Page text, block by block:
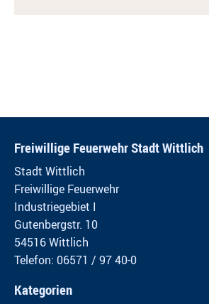
Freiwillige Feuerwehr Stadt Wittlich
Stadt Wittlich
Freiwillige Feuerwehr
Industriegebiet I
Gutenbergstr. 10
54516 Wittlich
Telefon: 06571 / 97 40-0
Kategorien